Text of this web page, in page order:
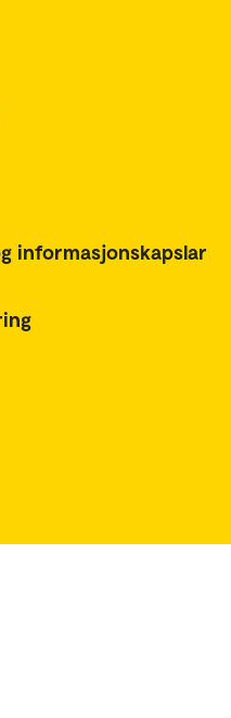
informasjonskapslar